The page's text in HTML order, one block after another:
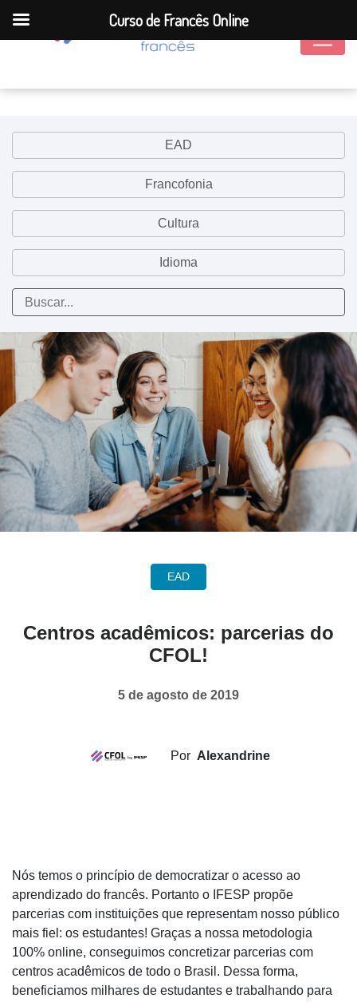
EAD
Francofonia
Cultura
Idioma
EAD
Centros acadêmicos: parcerias do
CFOL!
5 de agosto de 2019
Por Alexandrine
Nós temos o princípio de democratizar o acesso ao
aprendizado do francês. Portanto o IFESP propõe
parcerias com instituições que representam nosso público
mais fiel: os estudantes! Graças a nossa metodologia
100% online, conseguimos concretizar parcerias com
centros acadêmicos de todo o Brasil. Dessa forma,
beneficiamos milhares de estudantes e trabalhando para
Curso de Francês Online